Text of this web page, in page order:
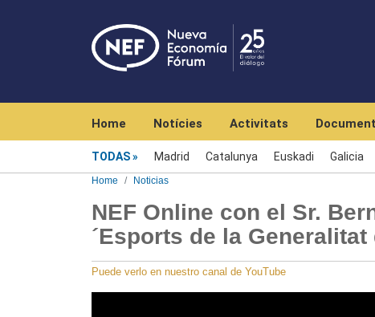
Home Notícies Activitats
TODAS Madrid Catalunya Euskadi Galicia
Home Noticias
NEF Online con el Sr.
´Esports de la
Puede verlo en nuestro canal de YouTube